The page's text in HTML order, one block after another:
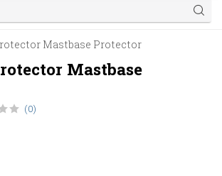
Mastbase Protector
Mastbase
(0)